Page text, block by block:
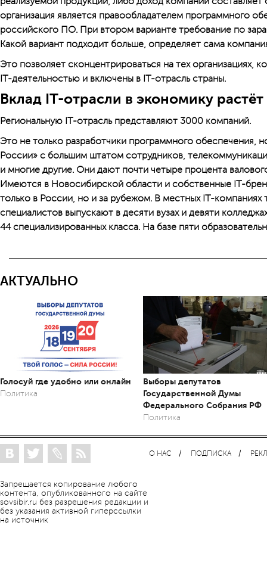
организация является правообладателем программного
российского ПО. При втором варианте требование по
Какой вариант подходит больше, определяет сама
Это позволяет сконцентрироваться на тех организациях,
IT-деятельностью и включены в IT-отрасль страны.
Вклад IT-отрасли в экономику растёт
Региональную IT-отрасль представляют 3000 компаний.
Это не только разработчики программного обеспечения,
России» с большим штатом сотрудников,
и многие другие. Они дают почти четыре процента
Имеются в Новосибирской области и собственные IT-
только в России, но и за рубежом. В местных IT-компаниях
специалистов выпускают в десяти вузах и девяти
44 специализированных класса. На базе пяти
АКТУАЛЬНО
Голосуй где удобно или онлайн
Политика
Выборы депутатов
Государственной Думы
Федерального Собрания РФ
Политика
Запрещается копирование любого
контента, опубликованного на сайте
sovsibir.ru без разрешения редакции и
без указания активной гиперссылки
на источник
О НАС ПОДПИСКА